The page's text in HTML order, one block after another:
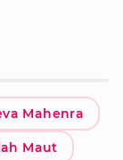
Mahenra
Maut